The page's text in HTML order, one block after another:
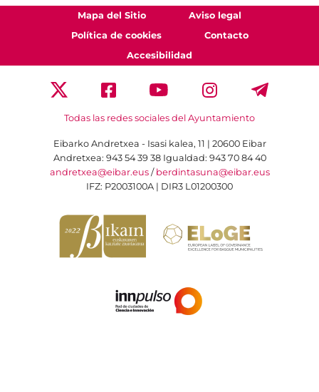
Mapa del Sitio
Aviso legal
Política de cookies
Contacto
Accesibilidad
Todas las redes sociales del Ayuntamiento
Eibarko Andretxea - Isasi kalea, 11 | 20600 Eibar
Andretxea: 943 54 39 38 Igualdad: 943 70 84 40
andretxea@eibar.eus/ berdintasuna@eibar.eus
IFZ: P2003100A | DIR3 L01200300